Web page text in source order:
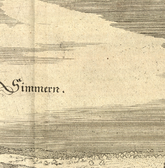
THE RHINE FROM BASEL TO KOBLENZ
Entirely new depiction of the Rhine river
1794
Details of the historical map
French-German history alongside the
Rhine
Chronologie der deutsch-französischen
Geschichte